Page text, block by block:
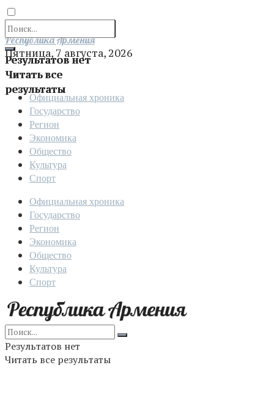
Результатов нет
Читать все
результаты
Отправить
Республика Армения
Пятница, 7 августа, 2026
Официальная хроника
Государство
Регион
Экономика
Общество
Культура
Спорт
Официальная хроника
Государство
Регион
Экономика
Общество
Культура
Спорт
Результатов нет
Читать все результаты